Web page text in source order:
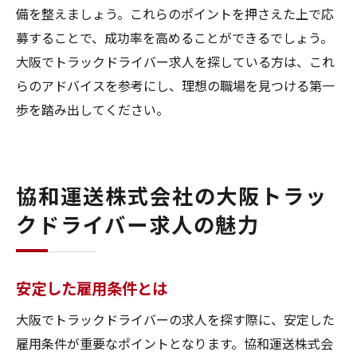
備を整えましょう。これらのポイントを押さえた上で応
募することで、成功率を高めることができるでしょう。
大阪でトラックドライバー求人を探している方は、これ
らのアドバイスを参考にし、理想の職場を見つける第一
歩を踏み出してください。
協和運送株式会社の大阪トラッ
クドライバー求人の魅力
安定した雇用条件とは
大阪でトラックドライバーの求人を探す際に、安定した
雇用条件が重要なポイントとなります。協和運送株式会